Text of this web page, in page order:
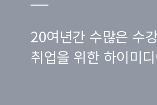
20여년간 수많은 수
취업을 위한 하이미